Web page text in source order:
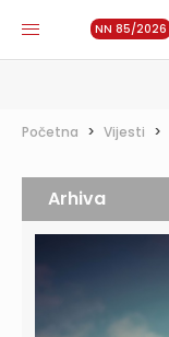
NN 85/2026
Početna > Vijesti >
Arhiva